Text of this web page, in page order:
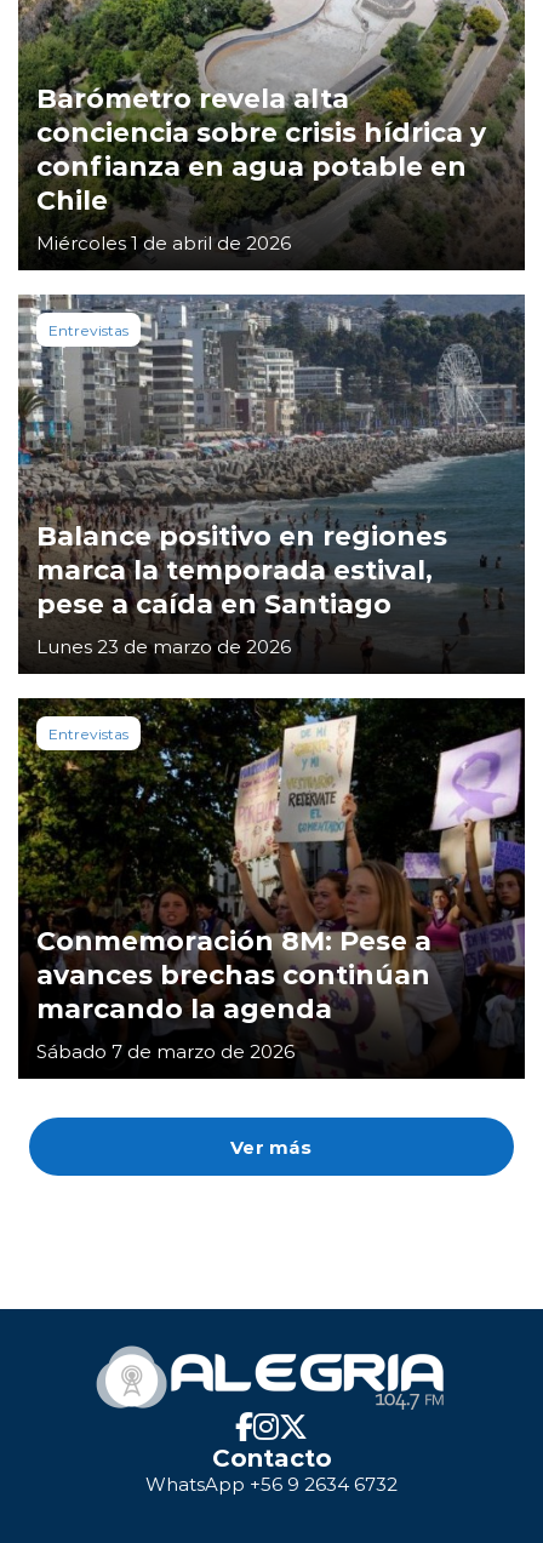
Ver más
Barómetro revela alta
conciencia sobre crisis hídrica y
confianza en agua potable en
Chile
Miércoles 1 de abril de 2026
Entrevistas
Balance positivo en regiones
marca la temporada estival,
pese a caída en Santiago
Lunes 23 de marzo de 2026
Entrevistas
Conmemoración 8M: Pese a
avances brechas continúan
marcando la agenda
Sábado 7 de marzo de 2026
Contacto
WhatsApp +56 9 2634 6732